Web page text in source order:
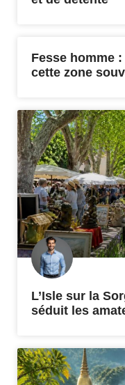
Fesse homme
cette zone
L’Isle sur la
séduit les